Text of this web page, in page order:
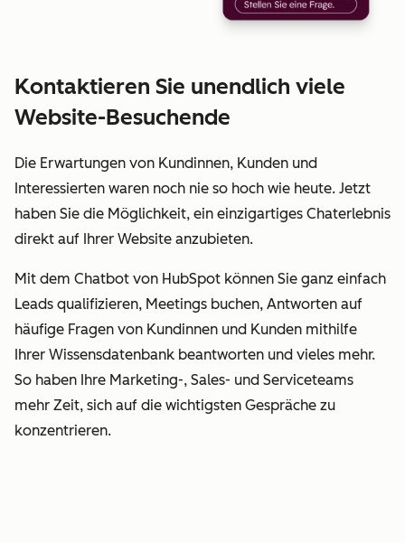
Kontaktieren Sie unendlich viele
Website-Besuchende
Die Erwartungen von Kundinnen, Kunden und
Interessierten waren noch nie so hoch wie heute. Jetzt
haben Sie die Möglichkeit, ein einzigartiges Chaterlebnis
direkt auf Ihrer Website anzubieten.
Mit dem Chatbot von HubSpot können Sie ganz einfach
Leads qualifizieren, Meetings buchen, Antworten auf
häufige Fragen von Kundinnen und Kunden mithilfe
Ihrer Wissensdatenbank beantworten und vieles mehr.
So haben Ihre Marketing-, Sales- und Serviceteams
mehr Zeit, sich auf die wichtigsten Gespräche zu
konzentrieren.